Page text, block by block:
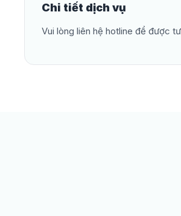
Chi tiết dịch vụ
Vui lòng liên hệ hotline để được